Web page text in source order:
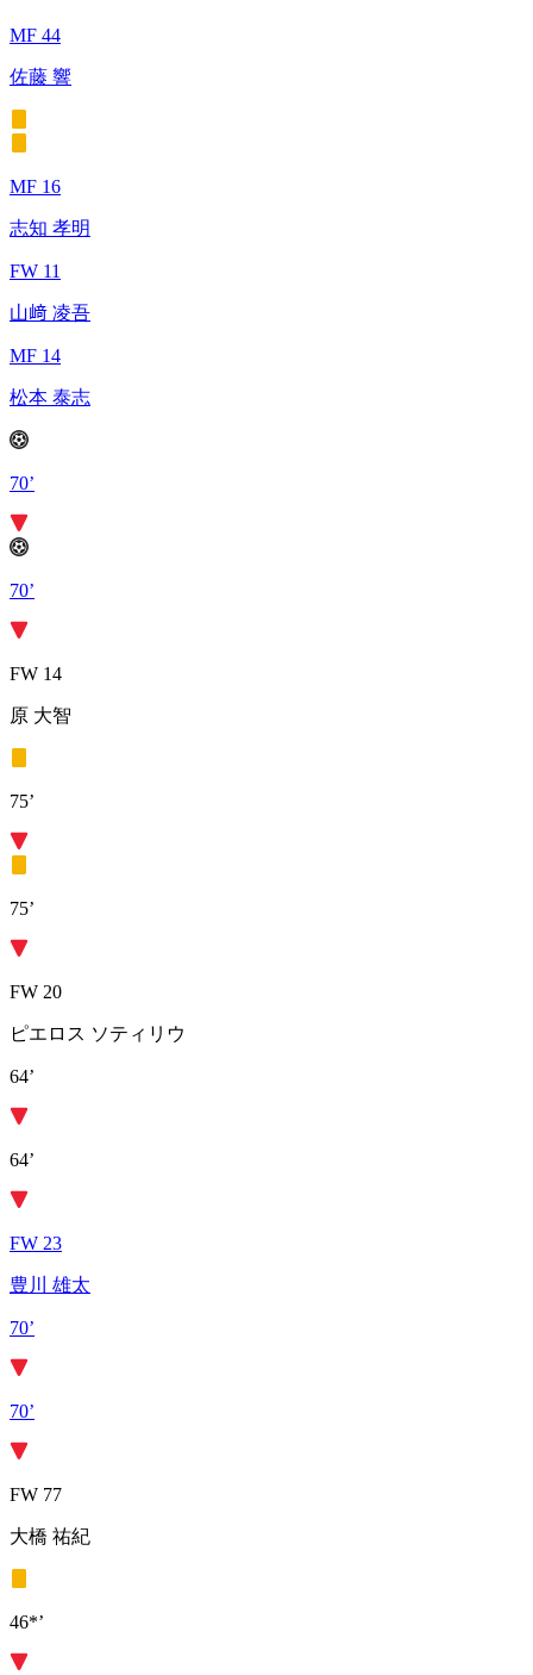
MF 44
佐藤 響
MF 16
志知 孝明
FW 11
山﨑 凌吾
MF 14
松本 泰志
70’
70’
FW 14
原 大智
75’
75’
FW 20
ピエロス ソティリウ
64’
64’
FW 23
豊川 雄太
70’
70’
FW 77
大橋 祐紀
46*’